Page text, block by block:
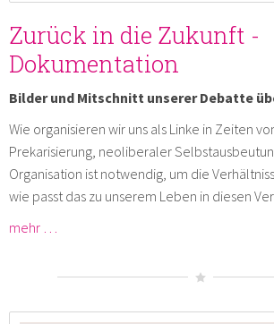
Zurück in die Zukunft -
Dokumentation
Bilder und Mitschnitt unserer Debatte
Wie organisieren wir uns als Linke in Zeiten
Prekarisierung, neoliberaler
Organisation ist notwendig, um die
wie passt das zu unserem Leben in diesen
mehr …